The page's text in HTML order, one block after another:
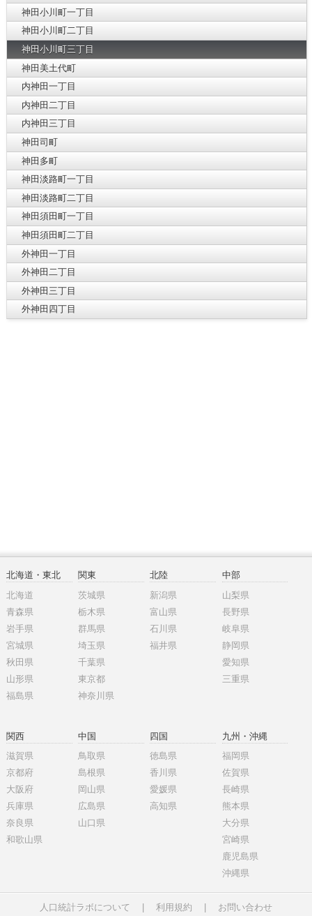
神田小川町一丁目
神田小川町二丁目
神田小川町三丁目
神田美土代町
内神田一丁目
内神田二丁目
内神田三丁目
神田司町
神田多町
神田淡路町一丁目
神田淡路町二丁目
神田須田町一丁目
神田須田町二丁目
外神田一丁目
外神田二丁目
外神田三丁目
外神田四丁目
北海道・東北
北海道
青森県
岩手県
宮城県
秋田県
山形県
福島県
関東
茨城県
栃木県
群馬県
埼玉県
千葉県
東京都
神奈川県
北陸
新潟県
富山県
石川県
福井県
中部
山梨県
長野県
岐阜県
静岡県
愛知県
三重県
関西
滋賀県
京都府
大阪府
兵庫県
奈良県
和歌山県
中国
鳥取県
島根県
岡山県
広島県
山口県
四国
徳島県
香川県
愛媛県
高知県
九州・沖縄
福岡県
佐賀県
長崎県
熊本県
大分県
宮崎県
鹿児島県
沖縄県
人口統計ラボについて 利用規約 お問い合わせ